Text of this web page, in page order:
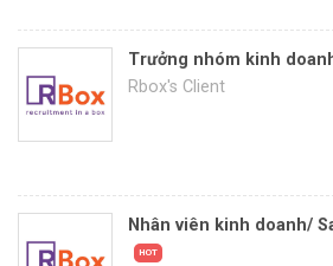
Trưởng nhóm kinh
Rbox's Client
Nhân viên kinh doanh/
HOT